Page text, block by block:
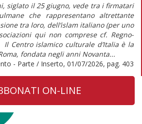
siglato il 25 giugno, vede tra i firmatari
che rappresentano altrettante
tra loro, dell’islam italiano (per uno
qui non comprese cf. Regno-
Centro islamico culturale d’Italia è la
fondata negli anni Novanta...
- Parte / Inserto, 01/07/2026, pag. 403
ON-LINE